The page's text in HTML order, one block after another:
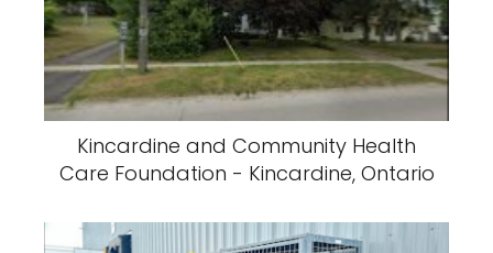
Kincardine and Community Health
Care Foundation - Kincardine, Ontario